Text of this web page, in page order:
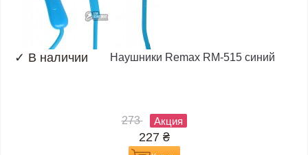
✓ В наличии Наушники Remax RM-515 синий
273 Акция
227 ₴